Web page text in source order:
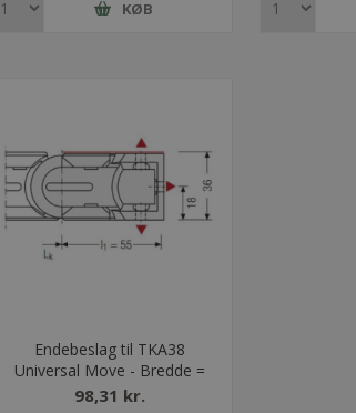
KØB
Endebeslag til TKA38
Universal Move - Bredde =
58
98,31 kr.